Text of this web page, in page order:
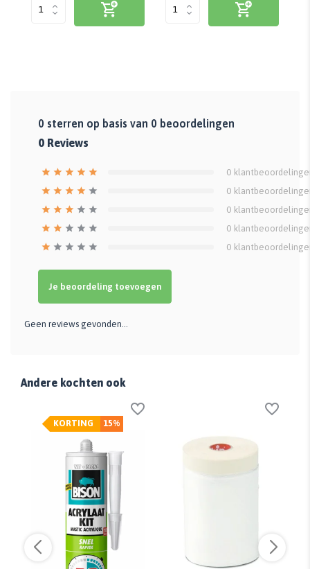
0 sterren op basis van 0 beoordelingen
0 Reviews
0
0
0
0
0
Je beoordeling toevoegen
Geen reviews gevonden...
Andere kochten ook
15%
KORTING